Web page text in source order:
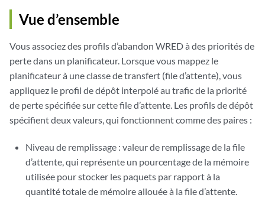
Vue d’ensemble
Vous associez des profils d’abandon WRED à des priorités de
perte dans un planificateur. Lorsque vous mappez le
planificateur à une classe de transfert (file d’attente), vous
appliquez le profil de dépôt interpolé au trafic de la priorité
de perte spécifiée sur cette file d’attente. Les profils de dépôt
spécifient deux valeurs, qui fonctionnent comme des paires :
Niveau de remplissage : valeur de remplissage de la file
d’attente, qui représente un pourcentage de la mémoire
utilisée pour stocker les paquets par rapport à la
quantité totale de mémoire allouée à la file d’attente.